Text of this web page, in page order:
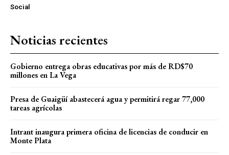
Social
Noticias recientes
Gobierno entrega obras educativas por más de RD$70
millones en La Vega
Presa de Guaigüí abastecerá agua y permitirá regar 77,000
tareas agrícolas
Intrant inaugura primera oficina de licencias de conducir en
Monte Plata